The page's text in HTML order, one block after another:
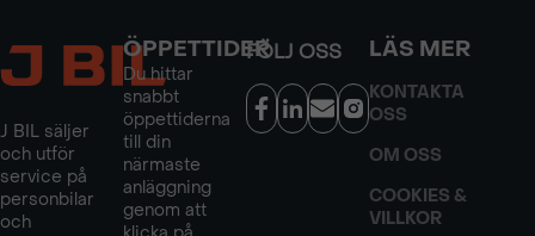
J BIL säljer
och utför
service på
personbilar
och
ÖPPETTIDER
Du hittar
snabbt
öppettiderna
till din
närmaste
anläggning
genom att
FÖLJ OSS LÄS MER
KONTAKTA
OSS
OM OSS
COOKIES &
VILLKOR